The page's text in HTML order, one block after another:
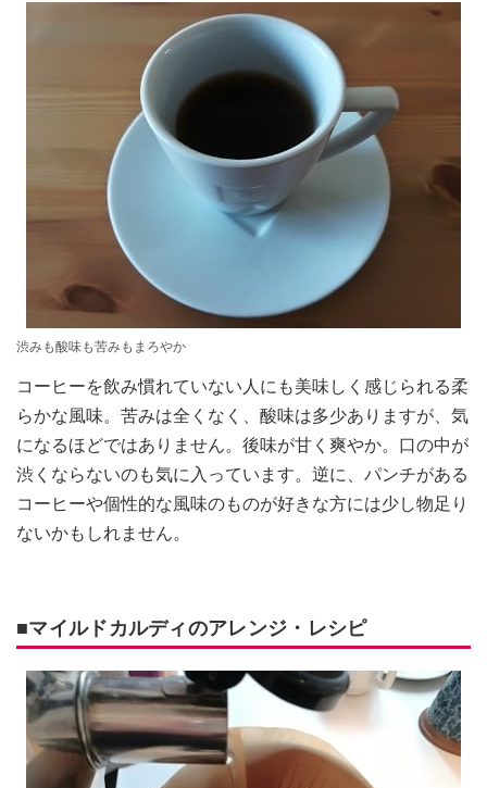
渋みも酸味も苦みもまろやか
コーヒーを飲み慣れていない人にも美味しく感じられる柔
らかな風味。苦みは全くなく、酸味は多少ありますが、気
になるほどではありません。後味が甘く爽やか。口の中が
渋くならないのも気に入っています。逆に、パンチがある
コーヒーや個性的な風味のものが好きな方には少し物足り
ないかもしれません。
■マイルドカルディのアレンジ・レシピ